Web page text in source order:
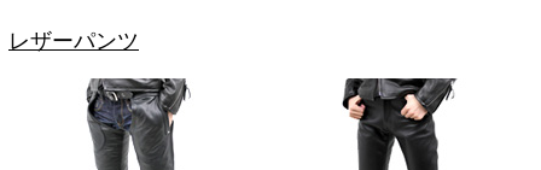
レザーパンツ